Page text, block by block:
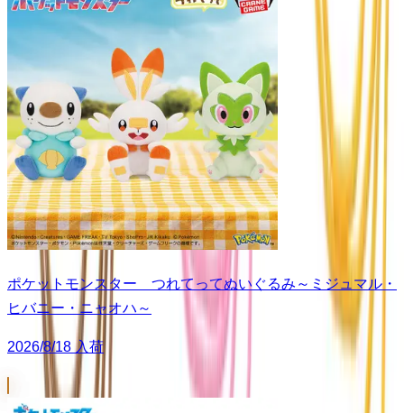
ポケットモンスター つれてってぬいぐるみ～ミジュマル・
ヒバニー・ニャオハ～
2026/8/18 入荷